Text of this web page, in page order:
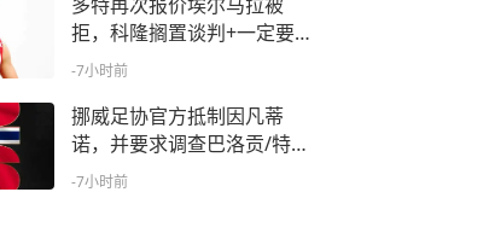
拒，科隆搁置谈判+一定要5
000万欧元
-7小时前
挪威足协官方抵制因凡蒂
诺，并要求调查巴洛贡/特朗
普等事件
-7小时前